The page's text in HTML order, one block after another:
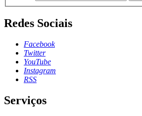
Redes Sociais
Facebook
Twitter
YouTube
Instagram
RSS
Serviços